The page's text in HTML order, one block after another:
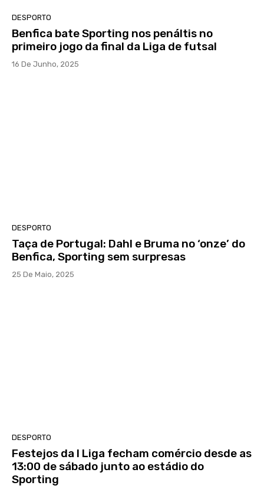
DESPORTO
Benfica bate Sporting nos penáltis no
primeiro jogo da final da Liga de futsal
16 De Junho, 2025
DESPORTO
Taça de Portugal: Dahl e Bruma no ‘onze’ do
Benfica, Sporting sem surpresas
25 De Maio, 2025
DESPORTO
Festejos da I Liga fecham comércio desde as
13:00 de sábado junto ao estádio do
Sporting